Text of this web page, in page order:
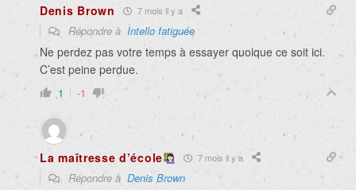
Denis Brown 7 mois il y a
Répondre à Intello fatiguée
Ne perdez pas votre temps à essayer quoique ce soit ici.
C’est peine perdue.
1 -1
La maîtresse d’école 7 mois il y a
Répondre à Denis Brown